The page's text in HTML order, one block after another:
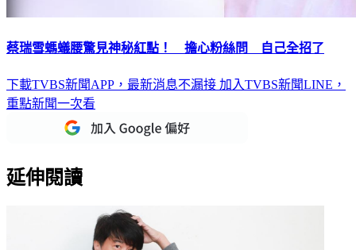
蔡瑞雪螞蟻腰驚見神秘紅點！ 擔心粉絲問 自己全招了
下載TVBS新聞APP，最新消息不漏接 加入TVBS新聞LINE，
重點新聞一次看
延伸閱讀